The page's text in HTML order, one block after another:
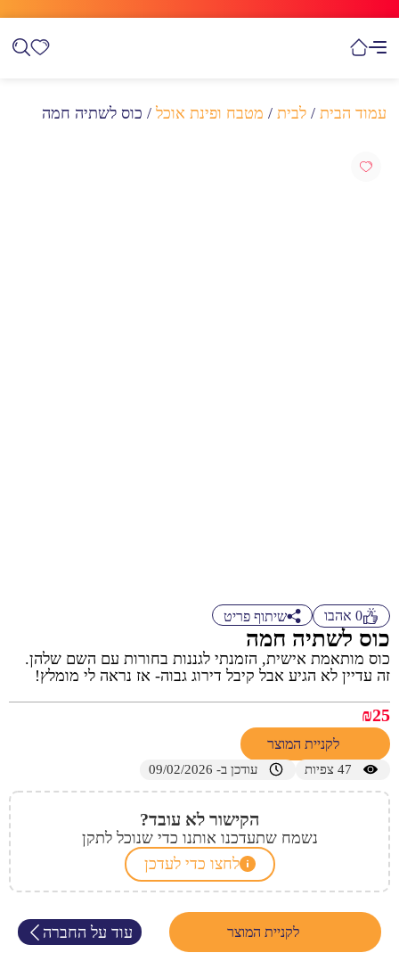
עמוד הבית / לבית / מטבח ופינת אוכל / כוס לשתיה חמה
0 אהבו שיתוף פריט
כוס לשתיה חמה
כוס מותאמת אישית, הזמנתי לגננות בחורות עם השם שלהן.
זה עדיין לא הגיע אבל קיבל דירוג גבוה- אז נראה לי מומלץ!
₪25
לקניית המוצר
47 צפיות עודכן ב- 09/02/2026
הקישור לא עובד?
נשמח שתעדכנו אותנו כדי שנוכל לתקן
לחצו כדי לעדכן
לקניית המוצר עוד על החברה